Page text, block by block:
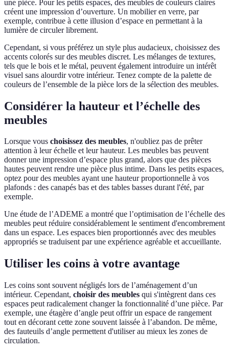
une pièce. Pour les petits espaces, des meubles de couleurs claires
créent une impression d’ouverture. Un mobilier en verre, par
exemple, contribue à cette illusion d’espace en permettant à la
lumière de circuler librement.
Cependant, si vous préférez un style plus audacieux, choisissez des
accents colorés sur des meubles discret. Les mélanges de textures,
tels que le bois et le métal, peuvent également introduire un intérêt
visuel sans alourdir votre intérieur. Tenez compte de la palette de
couleurs de l’ensemble de la pièce lors de la sélection des meubles.
Considérer la hauteur et l’échelle des
meubles
Lorsque vous choisissez des meubles, n'oubliez pas de prêter
attention à leur échelle et leur hauteur. Les meubles bas peuvent
donner une impression d’espace plus grand, alors que des pièces
hautes peuvent rendre une pièce plus intime. Dans les petits espaces,
optez pour des meubles ayant une hauteur proportionnelle à vos
plafonds : des canapés bas et des tables basses durant l'été, par
exemple.
Une étude de l’ADEME a montré que l’optimisation de l’échelle des
meubles peut réduire considérablement le sentiment d'encombrement
dans un espace. Les espaces bien proportionnés avec des meubles
appropriés se traduisent par une expérience agréable et accueillante.
Utiliser les coins à votre avantage
Les coins sont souvent négligés lors de l’aménagement d’un
intérieur. Cependant, choisir des meubles qui s'intègrent dans ces
espaces peut radicalement changer la fonctionnalité d’une pièce. Par
exemple, une étagère d’angle peut offrir un espace de rangement
tout en décorant cette zone souvent laissée à l’abandon. De même,
des fauteuils d’angle permettent d'utiliser au mieux les zones de
circulation.